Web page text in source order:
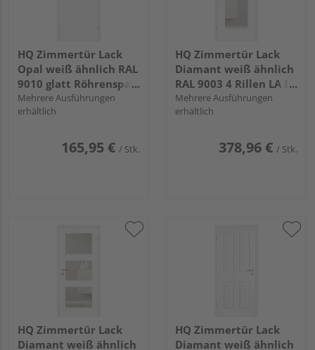
HQ Zimmertür Lack
Opal weiß ähnlich RAL
9010 glatt Röhrenspan
KK1
Mehrere Ausführungen
erhältlich
165,95 € / Stk.
HQ Zimmertür Lack
Diamant weiß ähnlich
RAL 9003 4 Rillen LA B
Röhrenspan KK1
Mehrere Ausführungen
erhältlich
378,96 € / Stk.
HQ Zimmertür Lack
Diamant weiß ähnlich
HQ Zimmertür Lack
Diamant weiß ähnlich